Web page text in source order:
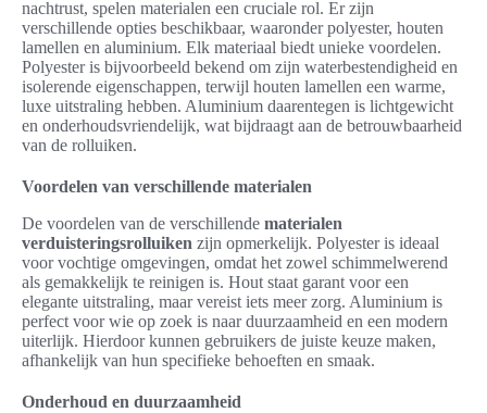
nachtrust, spelen materialen een cruciale rol. Er zijn
verschillende opties beschikbaar, waaronder polyester, houten
lamellen en aluminium. Elk materiaal biedt unieke voordelen.
Polyester is bijvoorbeeld bekend om zijn waterbestendigheid en
isolerende eigenschappen, terwijl houten lamellen een warme,
luxe uitstraling hebben. Aluminium daarentegen is lichtgewicht
en onderhoudsvriendelijk, wat bijdraagt aan de betrouwbaarheid
van de rolluiken.
Voordelen van verschillende materialen
De voordelen van de verschillende materialen
verduisteringsrolluiken zijn opmerkelijk. Polyester is ideaal
voor vochtige omgevingen, omdat het zowel schimmelwerend
als gemakkelijk te reinigen is. Hout staat garant voor een
elegante uitstraling, maar vereist iets meer zorg. Aluminium is
perfect voor wie op zoek is naar duurzaamheid en een modern
uiterlijk. Hierdoor kunnen gebruikers de juiste keuze maken,
afhankelijk van hun specifieke behoeften en smaak.
Onderhoud en duurzaamheid